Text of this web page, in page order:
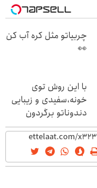
چربیاتو مثل کره آب کن
👀
با این روش توی
خونه،سفیدی و زیبایی
دندوناتو برگردون
(40%off)